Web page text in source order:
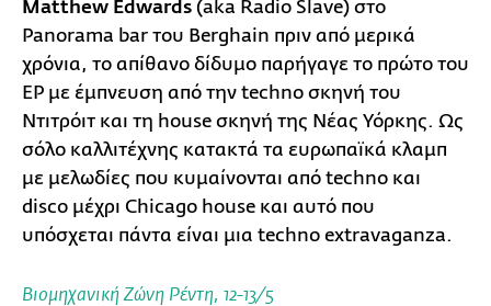
Matthew Edwards (aka Radio Slave) στο
Panorama bar του Berghain πριν από μερικά
χρόνια, το απίθανο δίδυμο παρήγαγε το πρώτο του
EP με έμπνευση από την techno σκηνή του
Ντιτρόιτ και τη house σκηνή της Νέας Υόρκης. Ως
σόλο καλλιτέχνης κατακτά τα ευρωπαϊκά κλαμπ
με μελωδίες που κυμαίνονται από techno και
disco μέχρι Chicago house και αυτό που
υπόσχεται πάντα είναι μια techno extravaganza.
Βιομηχανική Ζώνη Ρέντη, 12-13/5